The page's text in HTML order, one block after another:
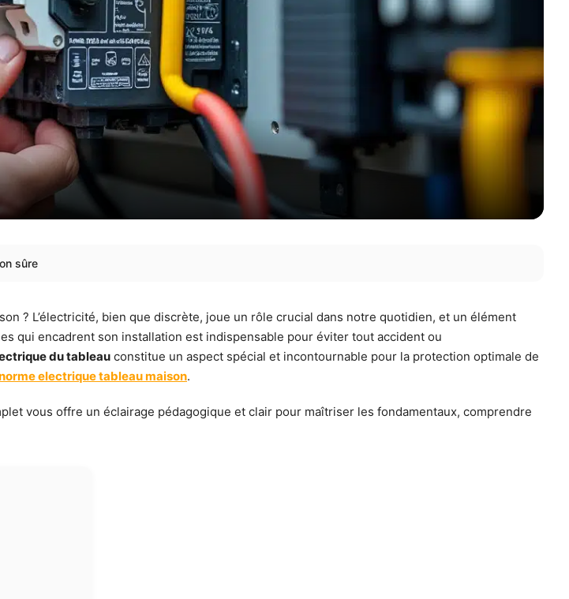
sûre
? L’électricité, bien que discrète, joue un rôle crucial dans notre quotidien, et un élément
qui encadrent son installation est indispensable pour éviter tout accident ou
du tableau constitue un aspect spécial et incontournable pour la protection optimale de
electrique tableau maison.
vous offre un éclairage pédagogique et clair pour maîtriser les fondamentaux, comprendre